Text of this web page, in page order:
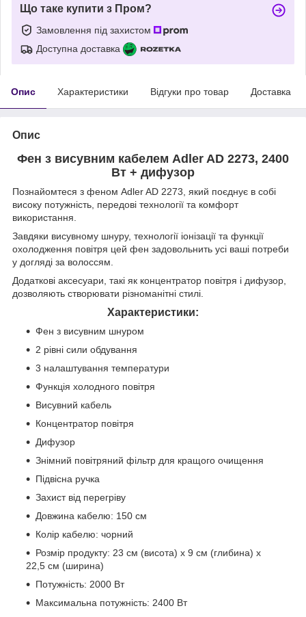
Що таке купити з Пром?
Замовлення під захистом
Доступна доставка
Опис Характеристики Відгуки про товар Доставка
Опис
Фен з висувним кабелем Adler AD 2273, 2400
Вт + дифузор
Познайомтеся з феном Adler AD 2273, який поєднує в собі
високу потужність, передові технології та комфорт
використання.
Завдяки висувному шнуру, технології іонізації та функції
охолодження повітря цей фен задовольнить усі ваші потреби
у догляді за волоссям.
Додаткові аксесуари, такі як концентратор повітря і дифузор,
дозволяють створювати різноманітні стилі.
Характеристики:
Фен з висувним шнуром
2 рівні сили обдування
3 налаштування температури
Функція холодного повітря
Висувний кабель
Концентратор повітря
Дифузор
Знімний повітряний фільтр для кращого очищення
Підвісна ручка
Захист від перегріву
Довжина кабелю: 150 см
Колір кабелю: чорний
Розмір продукту: 23 см (висота) х 9 см (глибина) х
22,5 см (ширина)
Потужність: 2000 Вт
Максимальна потужність: 2400 Вт